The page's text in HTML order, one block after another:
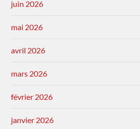
juin 2026
mai 2026
avril 2026
mars 2026
février 2026
janvier 2026